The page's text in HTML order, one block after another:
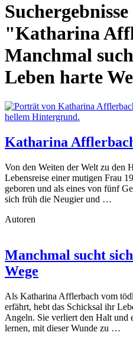
"Katharina
Manchmal
Leben harte
Katharina
Von den Weiten der Welt zu den
Lebensreise einer mutigen Frau
geboren und als eines von fünf
sich früh die Neugier und …
Autoren
Manchmal sucht
Wege
Als Katharina Afflerbach vom
erfährt, hebt das Schicksal ihr
Angeln. Sie verliert den Halt und
lernen, mit dieser Wunde zu …